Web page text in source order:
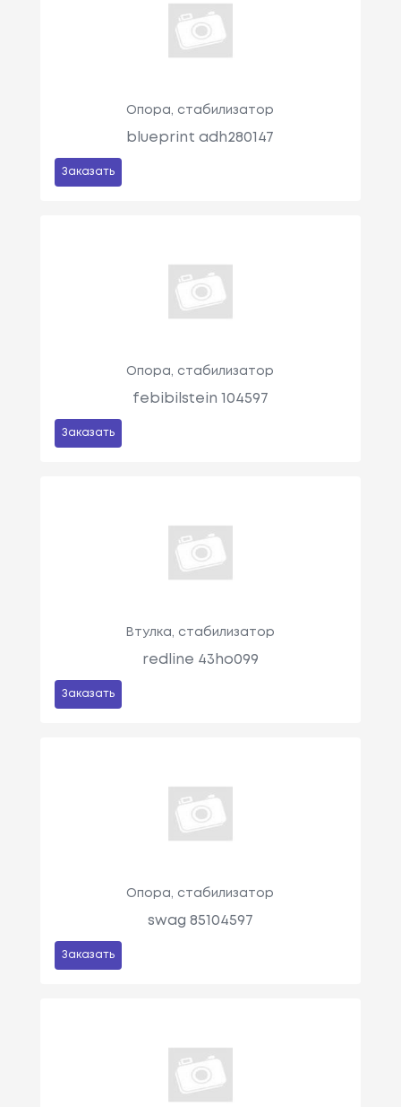
Опора, стабилизатор
blueprint adh280147
Заказать
Опора, стабилизатор
febibilstein 104597
Заказать
Втулка, стабилизатор
redline 43ho099
Заказать
Опора, стабилизатор
swag 85104597
Заказать